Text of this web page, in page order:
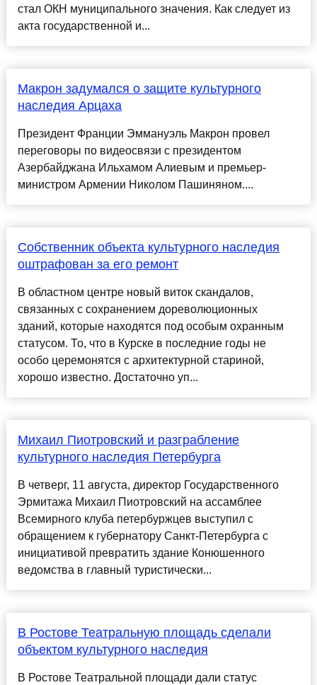
стал ОКН муниципального значения. Как следует из
акта государственной и...
Макрон задумался о защите культурного
наследия Арцаха
Президент Франции Эммануэль Макрон провел
переговоры по видеосвязи с президентом
Азербайджана Ильхамом Алиевым и премьер-
министром Армении Николом Пашиняном....
Собственник объекта культурного наследия
оштрафован за его ремонт
В областном центре новый виток скандалов,
связанных с сохранением дореволюционных
зданий, которые находятся под особым охранным
статусом. То, что в Курске в последние годы не
особо церемонятся с архитектурной стариной,
хорошо известно. Достаточно уп...
Михаил Пиотровский и разграбление
культурного наследия Петербурга
В четверг, 11 августа, директор Государственного
Эрмитажа Михаил Пиотровский на ассамблее
Всемирного клуба петербуржцев выступил с
обращением к губернатору Санкт-Петербурга с
инициативой превратить здание Конюшенного
ведомства в главный туристически...
В Ростове Театральную площадь сделали
объектом культурного наследия
В Ростове Театральной площади дали статус